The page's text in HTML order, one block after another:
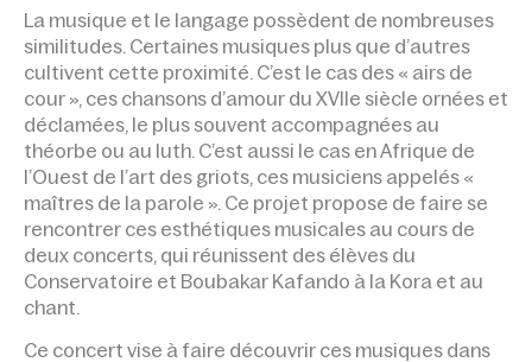
La musique et le langage possèdent de nombreuses
similitudes. Certaines musiques plus que d’autres
cultivent cette proximité. C’est le cas des « airs de
cour », ces chan­sons d’amour du XVIIe siècle ornées et
déclamées, le plus souvent accompagnées au
théorbe ou au luth. C’est aussi le cas en Afrique de
l’Ouest de l’art des griots, ces musiciens appelés «
maîtres de la parole ». Ce projet propose de faire se
rencontrer ces esthétiques musicales au cours de
deux concerts, qui réunissent des élèves du
Conservatoire et Boubakar Kafando à la Kora et au
chant.
Ce concert vise à faire découvrir ces musiques dans